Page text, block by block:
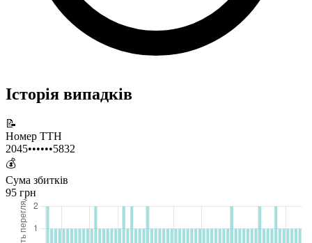
Історія випадків
📝
Номер ТТН
2045••••••5832
💰
Сума збитків
95 грн